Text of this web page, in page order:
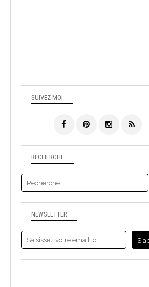
NEWSLETTER
SUIVEZ-MOI
RECHERCHE